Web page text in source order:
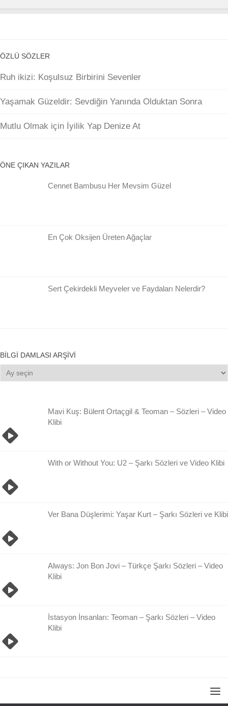
ÖZLÜ SÖZLER
Ruh ikizi: Koşulsuz Birbirini Sevenler
Yaşamak Güzeldir: Sevdiğin Yanında Olduktan Sonra
Mutlu Olmak için İyilik Yap Denize At
ÖNE ÇIKAN YAZILAR
Cennet Bambusu Her Mevsim Güzel
En Çok Oksijen Üreten Ağaçlar
Sert Çekirdekli Meyveler ve Faydaları Nelerdir?
BILGI DAMLASI ARŞIVI
Bilgi
Damlası
Mavi Kuş: Bülent Ortaçgil & Teoman – Sözleri – Video
Klibi
With or Without You: U2 – Şarkı Sözleri ve Video Klibi
Ver Bana Düşlerimi: Yaşar Kurt – Şarkı Sözleri ve Klibi
Always: Jon Bon Jovi – Türkçe Şarkı Sözleri – Video
Klibi
İstasyon İnsanları: Teoman – Şarkı Sözleri – Video
Klibi